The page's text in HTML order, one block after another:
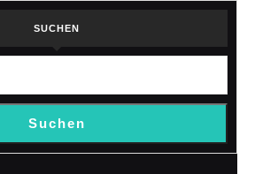
SUCHEN
Suchen